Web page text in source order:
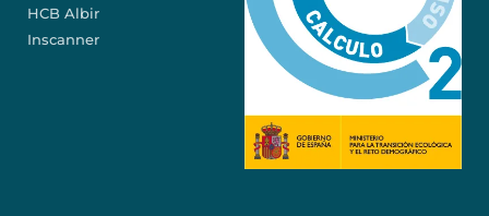
HCB Albir
Inscanner